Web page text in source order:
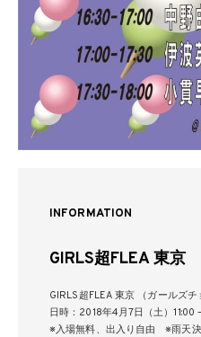
INFORMATION
GIRLS超FLEA 東京
GIRLS超FLEA 東京 （ガールズチ
日時：2018年4月7日（土）11:00
※入場無料、出入り自由 ※雨天